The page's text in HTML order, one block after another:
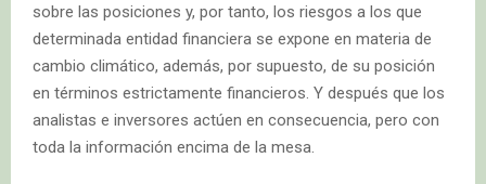
sobre las posiciones y, por tanto, los riesgos a los que
determinada entidad financiera se expone en materia de
cambio climático, además, por supuesto, de su posición
en términos estrictamente financieros. Y después que los
analistas e inversores actúen en consecuencia, pero con
toda la información encima de la mesa.